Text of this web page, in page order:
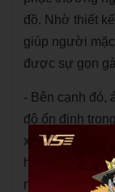
đồ. Nhờ thiết
giúp người
được sự gọn
- Bên cạnh đó,
độ ổn định
xuống form
hợp cho người
nhu cầu vận